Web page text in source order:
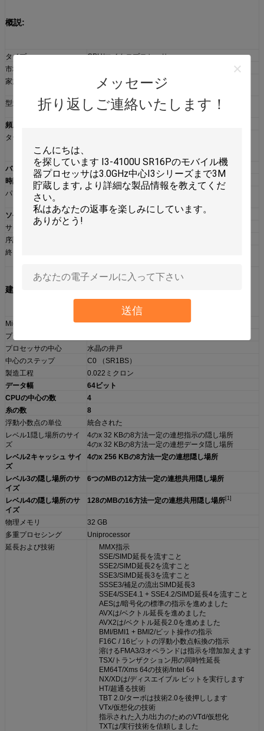
メッセージ
折り返しご連絡いたします！
送信
概説:
タイプ
CPU/マイクロプロセッサ
市場区分
家族
Intelの中心i7の可動装置
型式番号
i7-4960HQ
頻度
ターボ最高の頻度
3600のMHz （3つか4つの中心）
バス速度
5 GT/s DMI
時計の乗数
26
パッケージ
1364ボールのマイクロFCBGAパッケージ
（FCBGA1364）
ソケット
BGA1364
サイズ
序論年紀
終りの生命日付
建築/Microarchitecture:
Microarchitecture
Haswell
プラットホーム
プロセッサの中心
水晶の井戸
中心のステップ
C0 （SR1BS）
製造工程
0.022ミクロン
データ幅
64ビット
CPUの中心の数
4
糸の数
8
浮動小数点の単位
統合された
レベル1隠し場所のサイ
ズ
4のx 32 KBの8方法一定の連想指示の隠し場所
4のx 32 KBの8方法一定の連想データ隠し場所
レベル2キャッシュ サイ
ズ
4のx 256 KBの8方法一定の連想隠し場所
レベル3の隠し場所のサ
イズ
6つのMBの12方法一定の連想共用隠し場所
レベル4の隠し場所のサ
イズ
128のMBの16方法一定の連想共用隠し場所[1]
物理メモリ
32 GB
多重プロセシング
Uniprocessor
延長および技術
MMX指示
SSE/SIMD延長を流すこと
SSE2/SIMD延長2を流すこと
SSE3/SIMD延長3を流すこと
SSSE3/補足の流出SIMD延長3
SSE4/SSE4.1 + SSE4.2/SIMD延長4を流すこと
AESは/暗号化の標準の指示を進めました
AVXは/ベクトル延長を進めました
AVX2は/ベクトル延長2.0を進めました
BMI/BMI1 + BMI2/ビット操作の指示
F16C / 16ビットの浮動小数点転換の指示
溶けるFMA3/3オペランドは指示を増加加えます
TSX/トランザクション用の同時性延長
EM64T/Xms 64の技術/Intel 64
NX/XDは/ディスエイブル ビットを実行します
HT/超通る技術
TBT 2.0/ターボは技術2.0を後押しします
VTx/仮想化の技術
指示された入力/出力のためのVTd/仮想化
TXTは/実行技術を信頼しました